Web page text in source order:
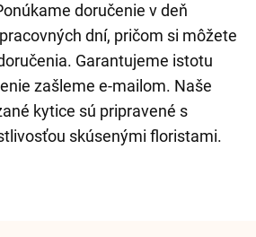
doručenie v deň
dní, pričom si môžete
Garantujeme istotu
zašleme e-mailom. Naše
kytice sú pripravené s
skúsenými floristami.